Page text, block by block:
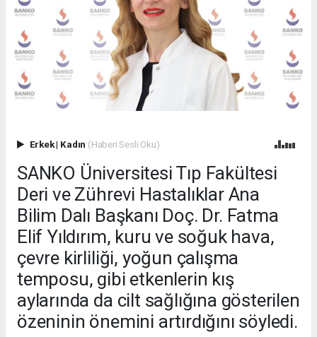
Erkek| Kadın (Haberi Sesli Oku)
SANKO Üniversitesi Tıp Fakültesi
Deri ve Zührevi Hastalıklar Ana
Bilim Dalı Başkanı Doç. Dr. Fatma
Elif Yıldırım, kuru ve soğuk hava,
çevre kirliliği, yoğun çalışma
temposu, gibi etkenlerin kış
aylarında da cilt sağlığına gösterilen
özeninin önemini artırdığını söyledi.